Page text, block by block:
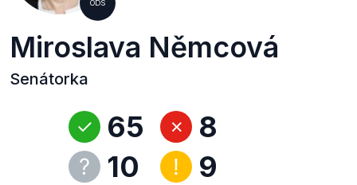
ODS
Miroslava Němcová
Senátorka
65
10
8
9